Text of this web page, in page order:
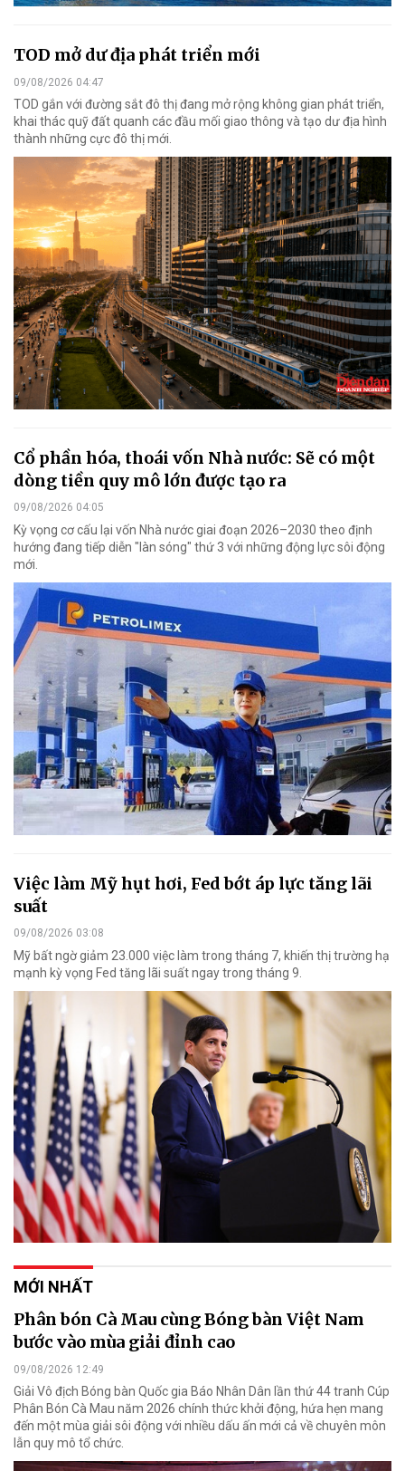
TOD mở dư địa phát triển mới
09/08/2026 04:47
TOD gắn với đường sắt đô thị đang mở rộng không gian phát triển,
khai thác quỹ đất quanh các đầu mối giao thông và tạo dư địa hình
thành những cực đô thị mới.
Cổ phần hóa, thoái vốn Nhà nước: Sẽ có một
dòng tiền quy mô lớn được tạo ra
09/08/2026 04:05
Kỳ vọng cơ cấu lại vốn Nhà nước giai đoạn 2026–2030 theo định
hướng đang tiếp diễn "làn sóng" thứ 3 với những động lực sôi động
mới.
Việc làm Mỹ hụt hơi, Fed bớt áp lực tăng lãi
suất
09/08/2026 03:08
Mỹ bất ngờ giảm 23.000 việc làm trong tháng 7, khiến thị trường hạ
mạnh kỳ vọng Fed tăng lãi suất ngay trong tháng 9.
MỚI NHẤT
Phân bón Cà Mau cùng Bóng bàn Việt Nam
bước vào mùa giải đỉnh cao
09/08/2026 12:49
Giải Vô địch Bóng bàn Quốc gia Báo Nhân Dân lần thứ 44 tranh Cúp
Phân Bón Cà Mau năm 2026 chính thức khởi động, hứa hẹn mang
đến một mùa giải sôi động với nhiều dấu ấn mới cả về chuyên môn
lẫn quy mô tổ chức.